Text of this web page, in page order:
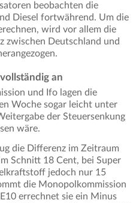
beobachten die
Diesel fortwährend. Um die
wird vor allem die
zwischen Deutschland und
an
und Ifo lagen die
Woche sogar leicht unter
der Steuersenkung
wäre.
die Differenz im Zeitraum
Schnitt 18 Cent, bei Super
jedoch nur 15
die Monopolkommission
errechnet sie ein Minus